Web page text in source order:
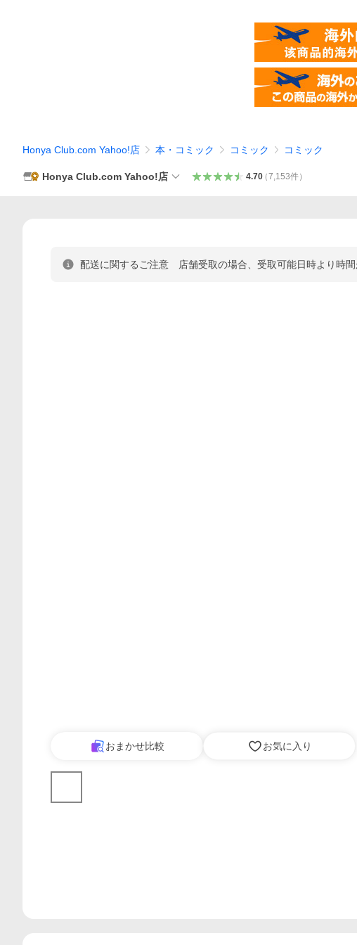
Honya Club.com Yahoo!店 本・コミック コミック コミック
Honya Club.com Yahoo!店 4.70（7,153件）
配送に関するご注意 店舗受取の場合、受取可能日時より時間
おまかせ比較 お気に入り